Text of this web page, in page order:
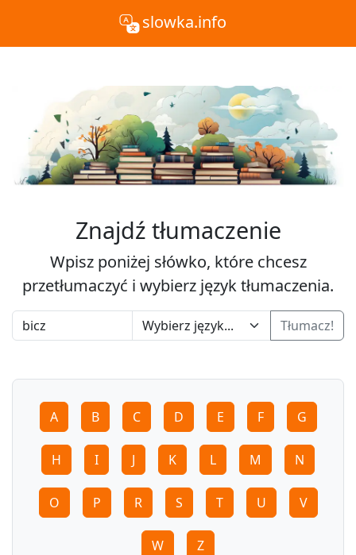
slowka.info
Znajdź tłumaczenie
Wpisz poniżej słówko, które chcesz
przetłumaczyć i wybierz język tłumaczenia.
Tłumacz!
A B C D E F G
H I J K L M N
O P R S T U V
W Z